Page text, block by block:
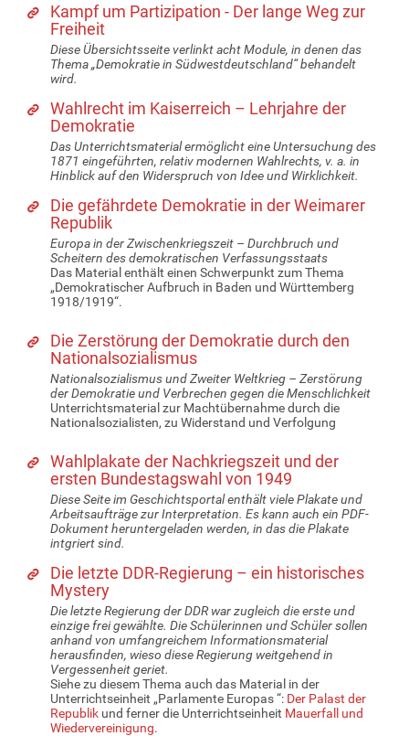
Kampf um Partizipation - Der lange Weg zur
Freiheit
Diese Übersichtsseite verlinkt acht Module, in denen das
Thema „Demokratie in Südwestdeutschland“ behandelt
wird.
Wahlrecht im Kaiserreich – Lehrjahre der
Demokratie
Das Unterrichtsmaterial ermöglicht eine Untersuchung des
1871 eingeführten, relativ modernen Wahlrechts, v. a. in
Hinblick auf den Widerspruch von Idee und Wirklichkeit.
Die gefährdete Demokratie in der Weimarer
Republik
Europa in der Zwischenkriegszeit – Durchbruch und
Scheitern des demokratischen Verfassungsstaats
Das Material enthält einen Schwerpunkt zum Thema
„Demokratischer Aufbruch in Baden und Württemberg
1918/1919“.
Die Zerstörung der Demokratie durch den
Nationalsozialismus
Nationalsozialismus und Zweiter Weltkrieg – Zerstörung
der Demokratie und Verbrechen gegen die Menschlichkeit
Unterrichtsmaterial zur Machtübernahme durch die
Nationalsozialisten, zu Widerstand und Verfolgung
Wahlplakate der Nachkriegszeit und der
ersten Bundestagswahl von 1949
Diese Seite im Geschichtsportal enthält viele Plakate und
Arbeitsaufträge zur Interpretation. Es kann auch ein PDF-
Dokument heruntergeladen werden, in das die Plakate
intgriert sind.
Die letzte DDR-Regierung – ein historisches
Mystery
Die letzte Regierung der DDR war zugleich die erste und
einzige frei gewählte. Die Schülerinnen und Schüler sollen
anhand von umfangreichem Informationsmaterial
herausfinden, wieso diese Regierung weitgehend in
Vergessenheit geriet.
Siehe zu diesem Thema auch das Material in der
Unterrichtseinheit „Parlamente Europas “: Der Palast der
Republik und ferner die Unterrichtseinheit Mauerfall und
Wiedervereinigung.